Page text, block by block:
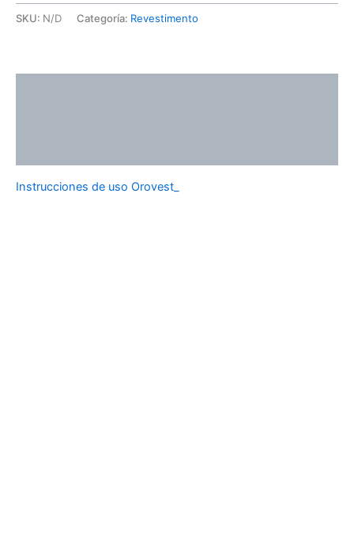
SKU: N/D Categoría: Revestimento
Instrucciones de uso Orovest_